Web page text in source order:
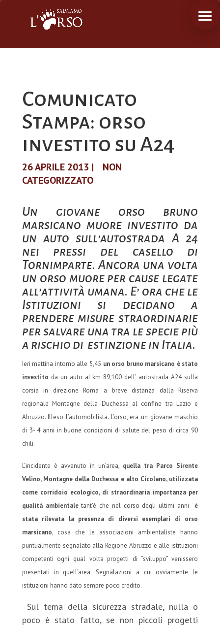
Comunicato
Stampa: orso
investito su A24
26 APRILE 2013 |
NON
CATEGORIZZATO
Un giovane orso bruno
marsicano muore investito da
un auto sull’autostrada A 24
nei pressi del casello di
Tornimparte. Ancora una volta
un orso muore per cause legate
all’attività umana. E’ ora che le
Istituzioni si decidano a
prendere misure straordinarie
per salvare una tra le specie più
a rischio di estinzione in Italia.
Ieri mattina intorno alle 5,45 un orso bruno marsicano è stato
investito da un auto al km 89,100 dell’ autostrada A24 sulla
corsia in direzione Roma a breve distanza dalla Riserva
regionale Montagne della Duchessa al confine tra Lazio e
Abruzzo. Illeso l’automobilista. L’orso, era un giovane maschio
di 3- 4 anni in buone condizioni di salute del peso di circa 90
chili.
L’incidente è avvenuto in un’area, quella tra Parco Sirente
Velino, Montagne della Duchessa e alto Cicolano, utilizzata
come corridoio ecologico, di straordinaria importanza per
qualità ambientaletant’è che nel corso degli ultimi anni è
stata rilevata la presenza di diversi esemplari di orso
marsicano, cosa che le associazioni ambientaliste hanno
puntualmente segnalato alla Regione Abruzzo e alle istituzioni
competenti ogni qual volta progetti di “sviluppo” venissero
presentati in quell’area. Segnalazioni a cui ovviamente le
istituzioni hanno dato sempre poco credito.
Sul tema della sicurezza stradale, nulla o
poco è stato fatto, se non piccoli progetti